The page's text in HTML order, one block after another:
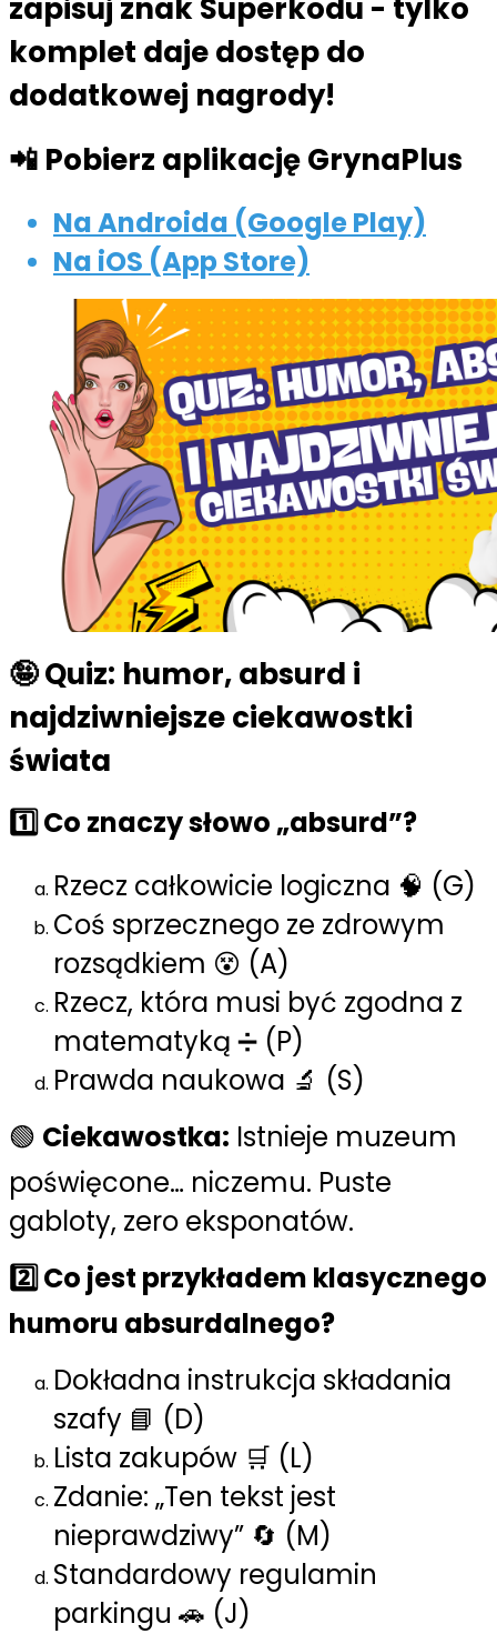
zapisuj znak Superkodu - tylko
komplet daje dostęp do
dodatkowej nagrody!
📲 Pobierz aplikację GrynaPlus
Na Androida (Google Play)
Na iOS (App Store)
🤪 Quiz: humor, absurd i
najdziwniejsze ciekawostki
świata
1️⃣ Co znaczy słowo „absurd”?
Rzecz całkowicie logiczna 🧠 (G)
Coś sprzecznego ze zdrowym
rozsądkiem 😵 (A)
Rzecz, która musi być zgodna z
matematyką ➗ (P)
Prawda naukowa 🔬 (S)
🟢 Ciekawostka: Istnieje muzeum
poświęcone… niczemu. Puste
gabloty, zero eksponatów.
2️⃣ Co jest przykładem klasycznego
humoru absurdalnego?
Dokładna instrukcja składania
szafy 📘 (D)
Lista zakupów 🛒 (L)
Zdanie: „Ten tekst jest
nieprawdziwy” 🔄 (M)
Standardowy regulamin
parkingu 🚗 (J)